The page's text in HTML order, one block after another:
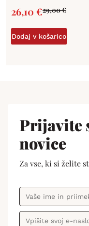
29,00€
26,10 €
Dodaj v košarico
Prijavite
novice
Za vse, ki si želite